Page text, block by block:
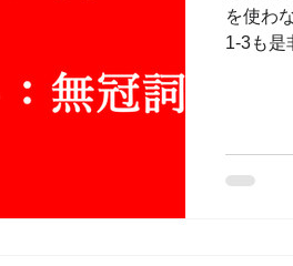
を使わ
1-3も是